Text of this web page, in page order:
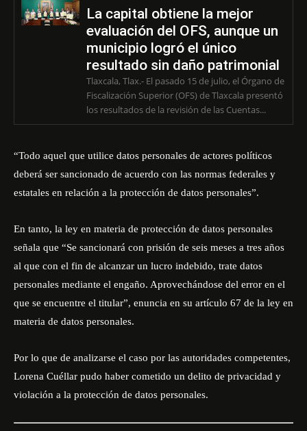
La capital obtiene la mejor
evaluación del OFS, aunque un
municipio logró el único
resultado sin daño patrimonial
Tlaxcala, Tlax.- El pasado 15 de julio, el Órgano de
Fiscalización Superior (OFS) de Tlaxcala presentó
los resultados de la revisión de las Cuentas...
“Todo aquel que utilice datos personales de actores políticos
deberá ser sancionado de acuerdo con las normas federales y
estatales en relación a la protección de datos personales”.
En tanto, la ley en materia de protección de datos personales
señala que “Se sancionará con prisión de seis meses a tres años
al que con el fin de alcanzar un lucro indebido, trate datos
personales mediante el engaño. Aprovechándose del error en el
que se encuentre el titular”, enuncia en su artículo 67 de la ley en
materia de datos personales.
Por lo que de analizarse el caso por las autoridades competentes,
Lorena Cuéllar pudo haber cometido un delito de privacidad y
violación a la protección de datos personales.